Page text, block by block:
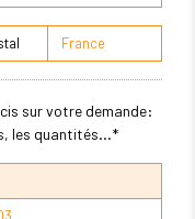
sur votre demande:
les quantités...*